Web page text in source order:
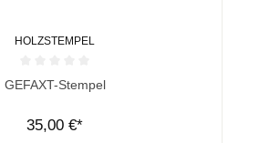
HOLZSTEMPEL
von 0 von 5 Sternen
GEFAXT-Stempel
35,00 €*